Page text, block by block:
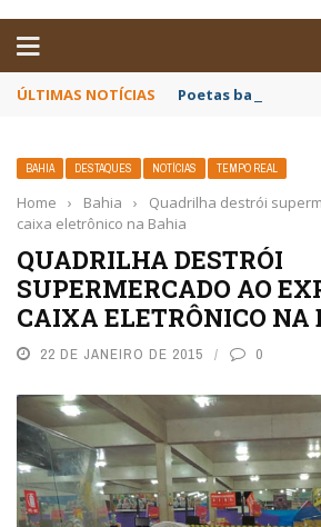
ÚLTIMAS NOTÍCIAS Poetas baianos
BAHIA DESTAQUES NOTÍCIAS TEMPO REAL
Home › Bahia ›
Quadrilha destrói
caixa eletrônico na Bahia
QUADRILHA DESTRÓI
SUPERMERCADO AO
CAIXA ELETRÔNICO NA
22 DE JANEIRO DE 2015 0